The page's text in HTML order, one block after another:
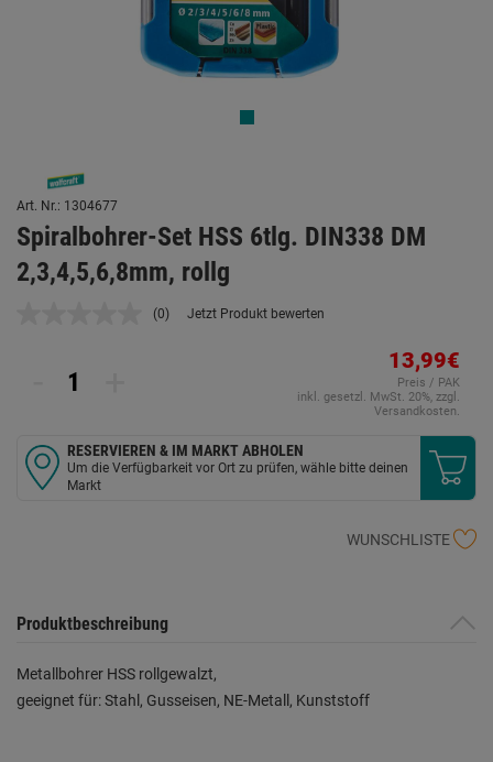
Art. Nr.: 1304677
Spiralbohrer-Set HSS 6tlg. DIN338 DM
2,3,4,5,6,8mm, rollg
Kein
(0) Jetzt Produkt bewerten
13,99€
Preis / PAK
inkl. gesetzl. MwSt. 20%, zzgl.
Versandkosten.
RESERVIEREN & IM MARKT ABHOLEN
Um die Verfügbarkeit vor Ort zu prüfen, wähle bitte deinen
Markt
WUNSCHLISTE
Produktbeschreibung
Metallbohrer HSS rollgewalzt,
geeignet für: Stahl, Gusseisen, NE-Metall, Kunststoff